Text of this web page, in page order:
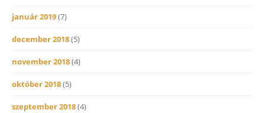
január 2019(7)
december 2018(5)
november 2018(4)
október 2018(5)
szeptember 2018(4)